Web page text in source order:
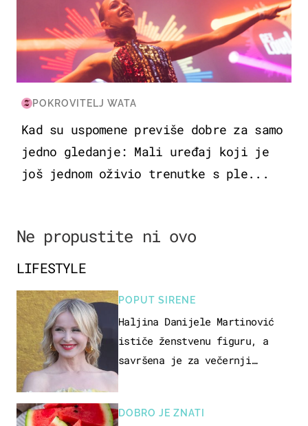
POKROVITELJ WATA
Kad su uspomene previše dobre za samo
jedno gledanje: Mali uređaj koji je
još jednom oživio trenutke s ple...
Ne propustite ni ovo
LIFESTYLE
POPUT SIRENE
Haljina Danijele Martinović
ističe ženstvenu figuru, a
savršena je za večernji
DOBRO JE ZNATI